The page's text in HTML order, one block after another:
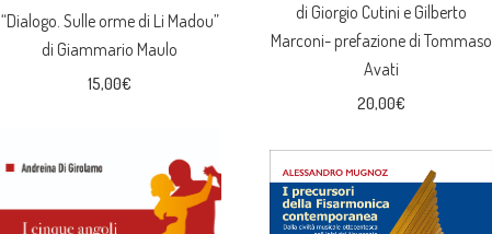
“Dialogo. Sulle orme di Li Madou”
di Giammario Maulo
15,00€
di Giorgio Cutini e Gilberto
Marconi- prefazione di Tommaso
Avati
20,00€